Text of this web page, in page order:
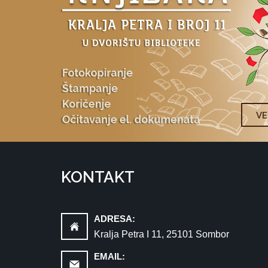
KONTAKT
ADRESA:
Kralja Petra I 11, 25101 Sombor
EMAIL: